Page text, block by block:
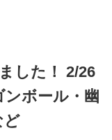
した！ 2/26
ボール・幽
ど